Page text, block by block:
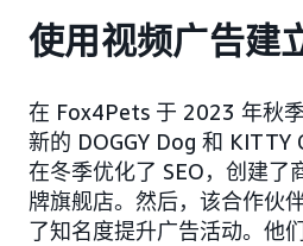
使用视频广告建
在 Fox4Pets 于 2023 年秋
新的 DOGGY Dog 和
在冬季优化了 SEO，创建了
牌旗舰店。然后，该合作伙
了知名度提升广告活动。他